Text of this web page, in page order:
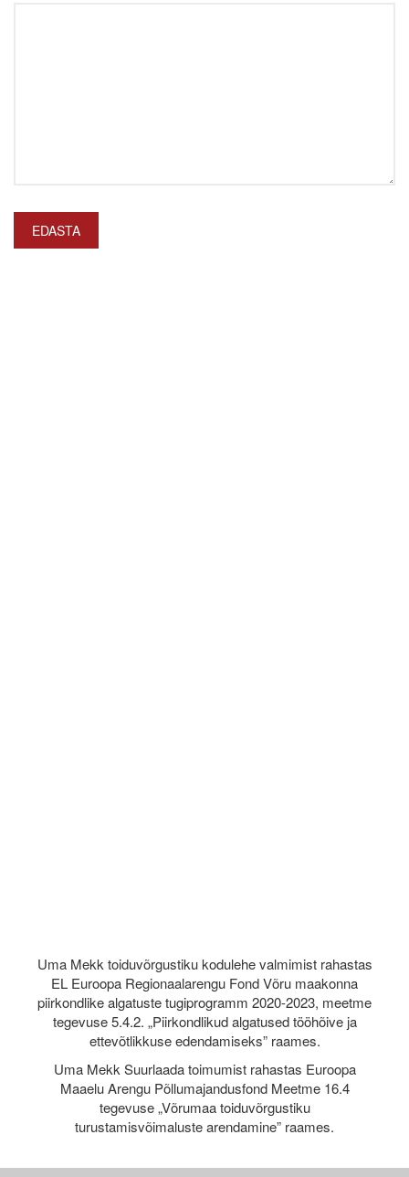
Uma Mekk toiduvõrgustiku kodulehe valmimist rahastas
EL Euroopa Regionaalarengu Fond Võru maakonna
piirkondlike algatuste tugiprogramm 2020-2023, meetme
tegevuse 5.4.2. „Piirkondlikud algatused tööhõive ja
ettevõtlikkuse edendamiseks” raames.
Uma Mekk Suurlaada toimumist rahastas Euroopa
Maaelu Arengu Põllumajandusfond Meetme 16.4
tegevuse „Võrumaa toiduvõrgustiku
turustamisvõimaluste arendamine” raames.